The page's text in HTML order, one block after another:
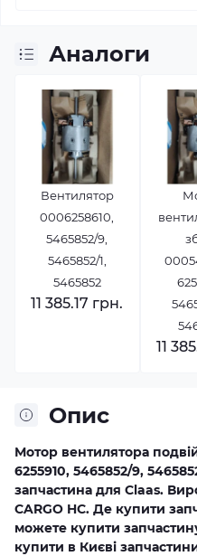
Опис
Мотор вентилятора
6255910, 5465852/9,
запчастина для Claas.
CARGO HC. Де купити
можете купити
купити в Києві
Аналоги
Вентилятор
0006258610,
5465852/9,
5465852/1,
5465852
11 385.17 грн.
11